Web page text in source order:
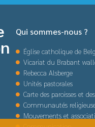
Qui sommes-nous ?
Église catholique de
Vicariat du Brabant
Rebecca Alsberge
Unités pastorales
Carte des paroisses et
Communautés
Mouvements et